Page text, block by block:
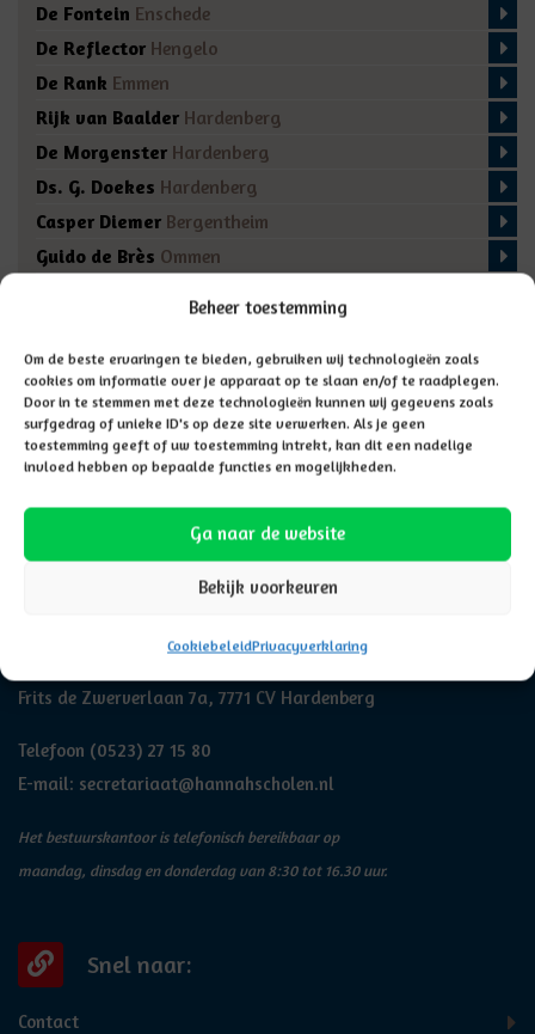
Beheer toestemming
Om de beste ervaringen te bieden, gebruiken wij technologieën zoals
cookies om informatie over je apparaat op te slaan en/of te raadplegen.
Door in te stemmen met deze technologieën kunnen wij gegevens zoals
surfgedrag of unieke ID's op deze site verwerken. Als je geen
toestemming geeft of uw toestemming intrekt, kan dit een nadelige
invloed hebben op bepaalde functies en mogelijkheden.
Ga naar de website
Bekijk voorkeuren
CookiebeleidPrivacyverklaring
De Fontein Enschede
De Reflector Hengelo
De Rank Emmen
Rijk van Baalder Hardenberg
De Morgenster Hardenberg
Ds. G. Doekes Hardenberg
Casper Diemer Bergentheim
Guido de Brès Ommen
Domino Den Ham
De BronEnschede
Adresgegevens
Frits de Zwerverlaan 7a, 7771 CV Hardenberg
Telefoon (0523) 27 15 80
E-mail: secretariaat@hannahscholen.nl
Het bestuurskantoor is telefonisch bereikbaar op
maandag, dinsdag en donderdag van 8:30 tot 16.30 uur.
Snel naar:
Contact